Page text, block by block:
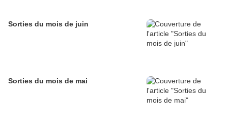
Sorties du mois de juin
Sorties du mois de mai